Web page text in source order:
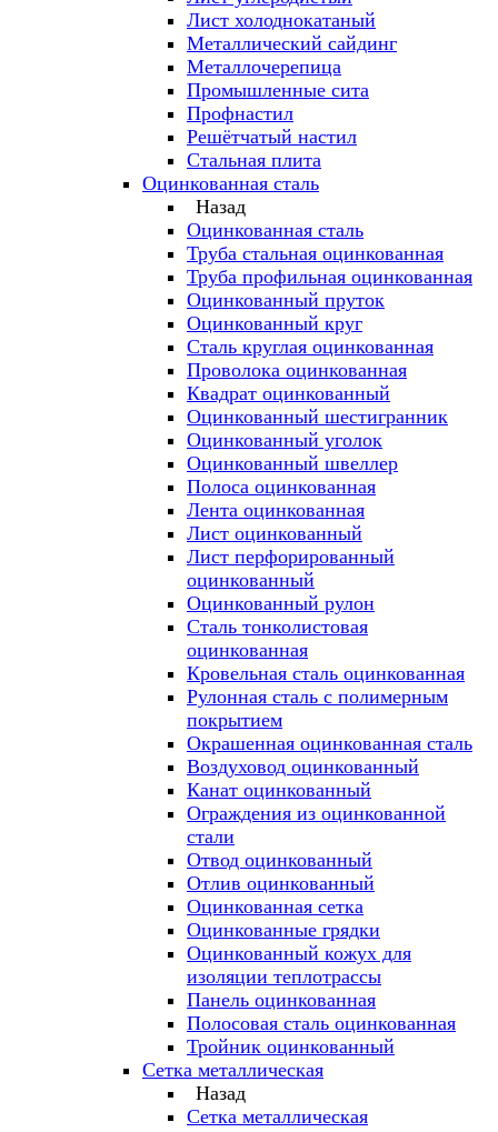
Лист холоднокатаный
Металлический сайдинг
Металлочерепица
Промышленные сита
Профнастил
Решётчатый настил
Стальная плита
Оцинкованная сталь
Назад
Оцинкованная сталь
Труба стальная оцинкованная
Труба профильная оцинкованная
Оцинкованный пруток
Оцинкованный круг
Сталь круглая оцинкованная
Проволока оцинкованная
Квадрат оцинкованный
Оцинкованный шестигранник
Оцинкованный уголок
Оцинкованный швеллер
Полоса оцинкованная
Лента оцинкованная
Лист оцинкованный
Лист перфорированный
оцинкованный
Оцинкованный рулон
Сталь тонколистовая
оцинкованная
Кровельная сталь оцинкованная
Рулонная сталь с полимерным
покрытием
Окрашенная оцинкованная сталь
Воздуховод оцинкованный
Канат оцинкованный
Ограждения из оцинкованной
стали
Отвод оцинкованный
Отлив оцинкованный
Оцинкованная сетка
Оцинкованные грядки
Оцинкованный кожух для
изоляции теплотрассы
Панель оцинкованная
Полосовая сталь оцинкованная
Тройник оцинкованный
Сетка металлическая
Назад
Сетка металлическая